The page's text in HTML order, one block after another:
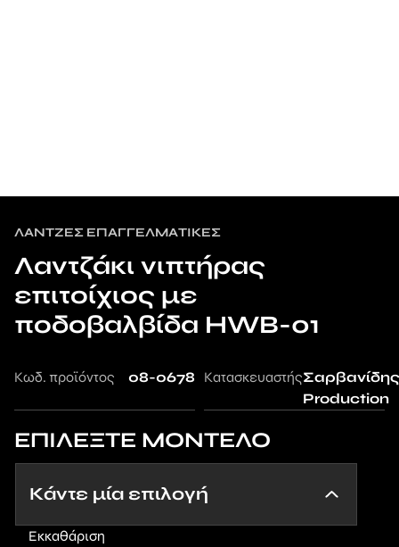
ΛΆΝΤΖΕΣ ΕΠΑΓΓΕΛΜΑΤΙΚΈΣ
Λαντζάκι νιπτήρας
επιτοίχιος με
ποδοβαλβίδα HWB-01
Κωδ. προϊόντος 08-0678 ΚατασκευαστήςΣαρβανίδης
Production
ΕΠΙΛΕΞΤΕ ΜΟΝΤΕΛΟ
Εκκαθάριση